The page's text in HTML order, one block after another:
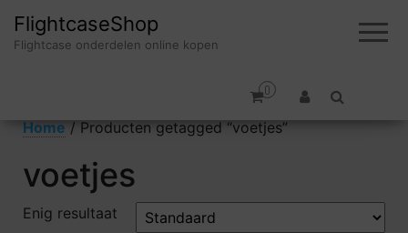
FlightcaseShop
Flightcase onderdelen online kopen
0
Home / Producten getagged “voetjes”
voetjes
Enig resultaat